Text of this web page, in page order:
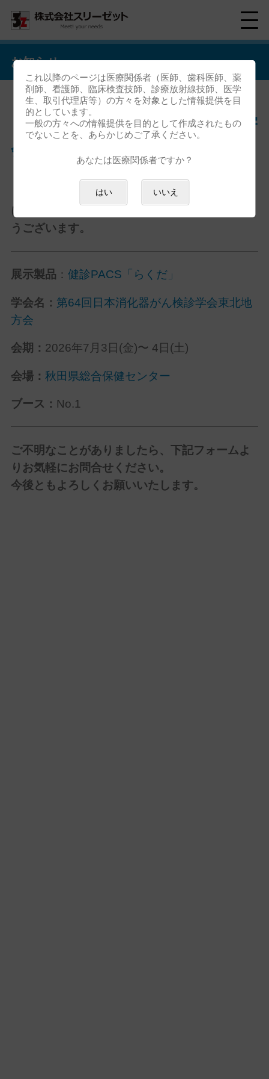
お知らせ
「第64回日本消化器がん検診学
会東北地方会」ご来場御礼
「第64回日本消化器がん検診学会東北地方会」
におきましては、ご来場いただき誠にありがと
うございます。
展示製品 ： 健診PACS「らくだ」
学会名： 第64回日本消化器がん検診学会東北地
方会
会期： 2026年7月3日(金)〜 4日(土)
会場： 秋田県総合保健センター
ブース： No.1
ご不明なことがありましたら、下記フォームよ
りお気軽にお問合せください。
今後ともよろしくお願いいたします。
これ以降のページは医療関係者（医師、歯科医師、薬
剤師、看護師、臨床検査技師、診療放射線技師、医学
生、取引代理店等）の方々を対象とした情報提供を目
的としています。
一般の方々への情報提供を目的として作成されたもの
でないことを、あらかじめご了承ください。
あなたは医療関係者ですか？
はい いいえ